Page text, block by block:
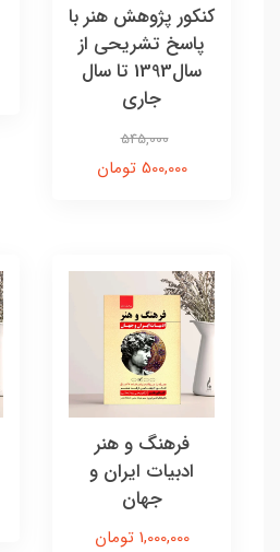
کنکور پژوهش هنر با
پاسخ تشریحی از
سال1393 تا سال
جاری
545,000
500,000 تومان
فرهنگ و هنر
ادبیات ایران و
جهان
1,000,000 تومان